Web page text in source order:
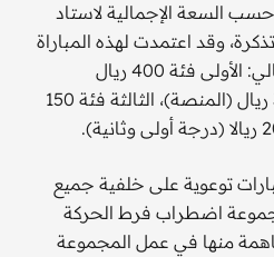
حسب السعة الإجمالية لاستاد
بن فهد 33 ألف تذكرة، وقد اعتمدت لهذه المباراة
أربع فئات، هي على النحو التالي: الأولى فئة 400 ريال
(المقصورة)، الثانية فئة 300 ريال (المنصة)، الثالثة فئة 150
توعوية على خلفية جميع
اضطراب فرط الحركة
منها في عمل المجموعة